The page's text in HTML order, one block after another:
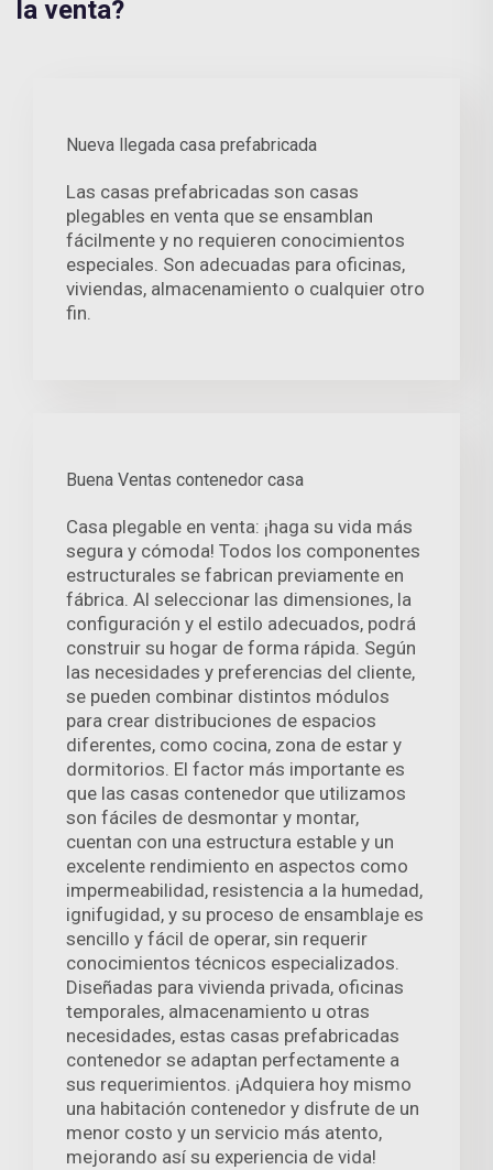
la venta?
Nueva llegada casa prefabricada
Las casas prefabricadas son casas
plegables en venta que se ensamblan
fácilmente y no requieren conocimientos
especiales. Son adecuadas para oficinas,
viviendas, almacenamiento o cualquier otro
fin.
Buena Ventas contenedor casa
Casa plegable en venta: ¡haga su vida más
segura y cómoda! Todos los componentes
estructurales se fabrican previamente en
fábrica. Al seleccionar las dimensiones, la
configuración y el estilo adecuados, podrá
construir su hogar de forma rápida. Según
las necesidades y preferencias del cliente,
se pueden combinar distintos módulos
para crear distribuciones de espacios
diferentes, como cocina, zona de estar y
dormitorios. El factor más importante es
que las casas contenedor que utilizamos
son fáciles de desmontar y montar,
cuentan con una estructura estable y un
excelente rendimiento en aspectos como
impermeabilidad, resistencia a la humedad,
ignifugidad, y su proceso de ensamblaje es
sencillo y fácil de operar, sin requerir
conocimientos técnicos especializados.
Diseñadas para vivienda privada, oficinas
temporales, almacenamiento u otras
necesidades, estas casas prefabricadas
contenedor se adaptan perfectamente a
sus requerimientos. ¡Adquiera hoy mismo
una habitación contenedor y disfrute de un
menor costo y un servicio más atento,
mejorando así su experiencia de vida!